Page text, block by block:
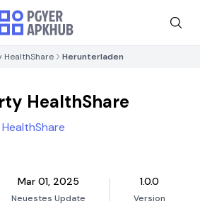
HealthShare Herunterladen
HealthShare
Mar 01, 2025
Neuestes Update
1.0.0
Version